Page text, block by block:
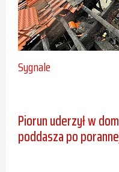
Sygnale
Piorun uderzył w
poddasza po